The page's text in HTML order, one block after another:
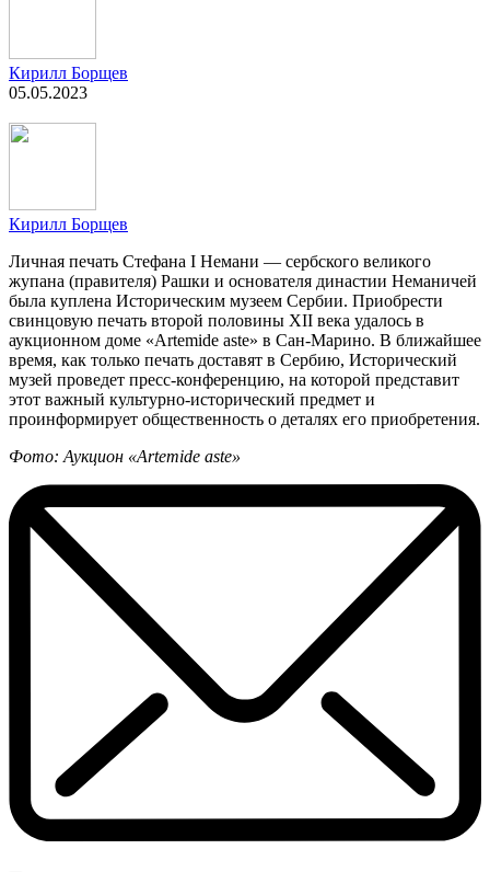
Кирилл Борщев
05.05.2023
Кирилл Борщев
Личная печать Стефана I Немани — сербского великого
жупана (правителя) Рашки и основателя династии Неманичей
была куплена Историческим музеем Сербии. Приобрести
свинцовую печать второй половины XII века удалось в
аукционном доме «Artemide aste» в Сан-Марино. В ближайшее
время, как только печать доставят в Сербию, Исторический
музей проведет пресс-конференцию, на которой представит
этот важный культурно-исторический предмет и
проинформирует общественность о деталях его приобретения.
Фото: Аукцион «Artemide aste»